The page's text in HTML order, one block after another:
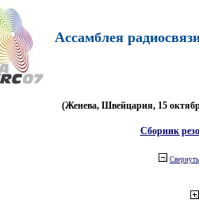
Ассамблея
(Женева, Швейцария, 15
Сборник
Свернуть